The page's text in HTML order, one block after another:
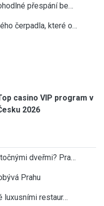
přespání be…
čerpadla, které o…
casino VIP program v
2026
dveřmi? Pra…
Prahu
luxusními restaur…